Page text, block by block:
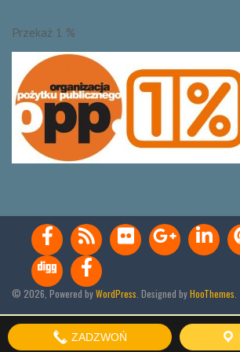
Przekaż 1 %
© 2026, Powered byWordPress . Designed byHooThemes
PHP Code SnippetsPowered By :
ZADZWOŃ